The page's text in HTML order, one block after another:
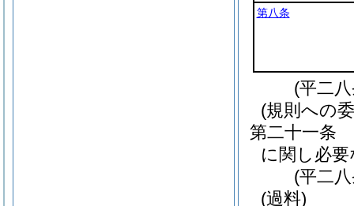
第八条
(平二
(規則への
第二十一条
に関し必
(平二
(過料)